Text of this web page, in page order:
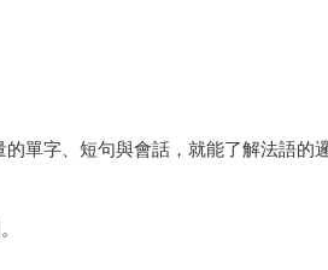
單字、短句與會話，就能了解法語的